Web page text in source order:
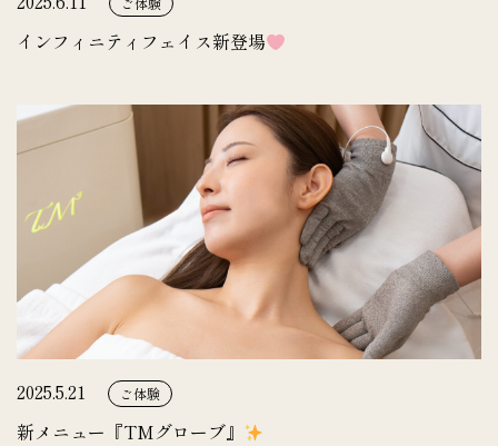
インフィニティフェイス新登場
2025.5.21 ご体験
新メニュー『TMグローブ』